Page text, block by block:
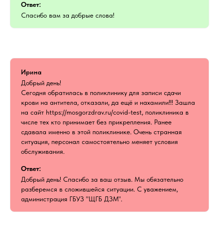
Ответ:
Спасибо вам за добрые слова!
Ирина
Добрый день!
Сегодня обратилась в поликлинику для записи сдачи
крови на антитела, отказали, да ещё и нахамили!!! Зашла
на сайт https://mosgorzdrav.ru/covid-test, поликлиника в
числе тех кто принимает без прикрепления. Ранее
сдавала именно в этой поликлинике. Очень странная
ситуация, персонал самостоятельно меняет условия
обслуживания.
Ответ:
Добрый день! Спасибо за ваш отзыв. Мы обязательно
разберемся в сложившейся ситуации. С уважением,
администрация ГБУЗ "ЩГБ ДЗМ".